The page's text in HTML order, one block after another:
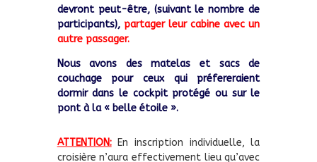
devront peut-être, (suivant le nombre de
participants),partager leur cabine avec un
autre passager.
Nous avons des matelas et sacs de
couchage pour ceux qui préfereraient
dormir dans le cockpit protégé ou sur le
pont à la « belle étoile ».
ATTENTION:
En inscription individuelle, la
croisière n’aura effectivement lieu qu’avec